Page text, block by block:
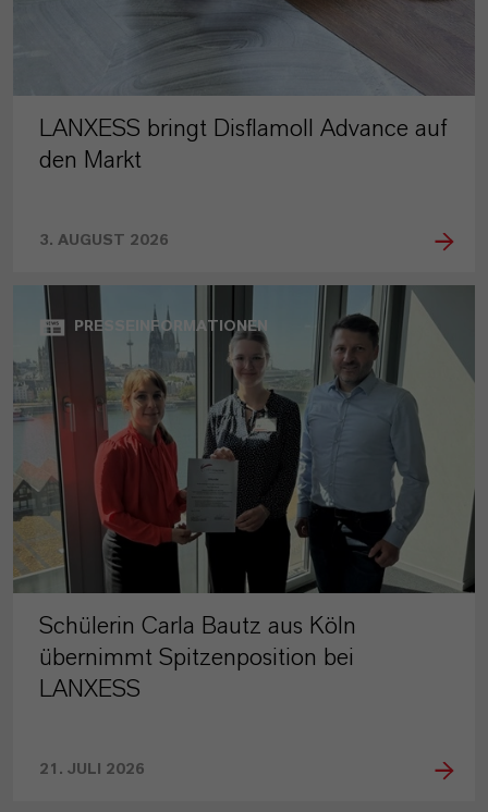
LANXESS bringt Disflamoll Advance auf
den Markt
3. AUGUST 2026
PRESSEINFORMATIONEN
Schülerin Carla Bautz aus Köln
übernimmt Spitzenposition bei
LANXESS
21. JULI 2026